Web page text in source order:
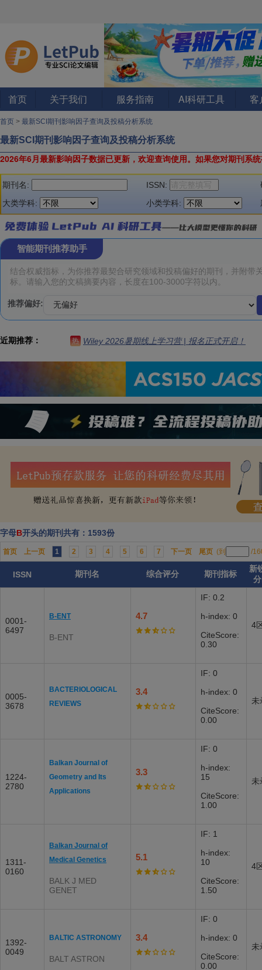
首页 关于我们 服务指南 AI科研工具 客
首页 > 最新SCI期刊影响因子查询及投稿分析系统
最新SCI期刊影响因子查询及投稿分析系统
2026年6月最新影响因子数据已更新，欢迎查询使用。 如果您对期刊系
期刊名: ISSN:
大类学科:
小类学科:
智能期刊推荐助手
推荐偏好:
近期推荐： 热 Wiley 2026暑期线上学习营 | 报名正式开启！
字母B开头的期刊共有：1593份
首页 上一页 1 2 3 4 5 6 7 下一页 尾页 (到 /
ISSN 期刊名 综合评分 期刊指标
新
0001-
6497
B-ENT
B-ENT
4.7
IF: 0.2
h-index: 0
CiteScore:
0.30
4
0005-
3678
BACTERIOLOGICAL
REVIEWS
3.4
IF: 0
h-index: 0
CiteScore:
0.00
未
1224-
2780
Balkan Journal of
Geometry and Its
Applications
3.3
IF: 0
h-index:
15
CiteScore:
1.00
未
1311-
0160
Balkan Journal of
Medical Genetics
BALK J MED
GENET
5.1
IF: 1
h-index:
10
CiteScore:
1.50
4
1392-
0049
BALTIC ASTRONOMY
BALT ASTRON
3.4
IF: 0
h-index: 0
CiteScore:
0.00
未